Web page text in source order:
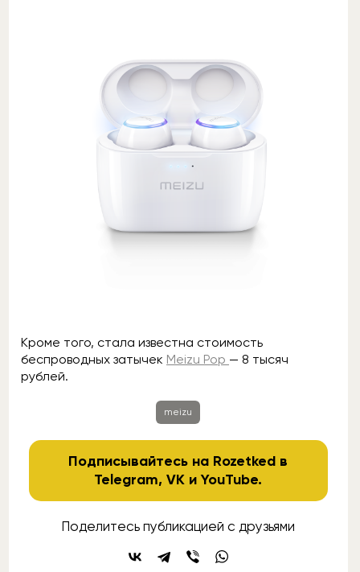
Кроме того, стала известна стоимость
беспроводных затычек Meizu Pop — 8 тысяч
рублей.
meizu
Подписывайтесь на Rozetked в
Telegram,VK иYouTube.
Поделитесь публикацией с друзьями